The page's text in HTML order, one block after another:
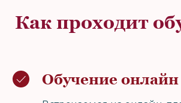
Как проходит
Обучение онлайн